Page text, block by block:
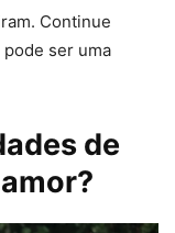
Continue
ser uma
de